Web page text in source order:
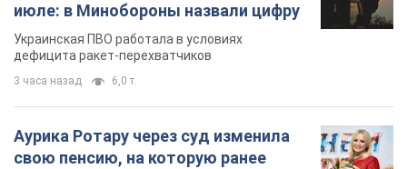
июле: в Минобороны назвали цифру
Украинская ПВО работала в условиях
дефицита ракет-перехватчиков
3 часа назад 6,0 т.
Аурика Ротару через суд изменила
свою пенсию, на которую ранее